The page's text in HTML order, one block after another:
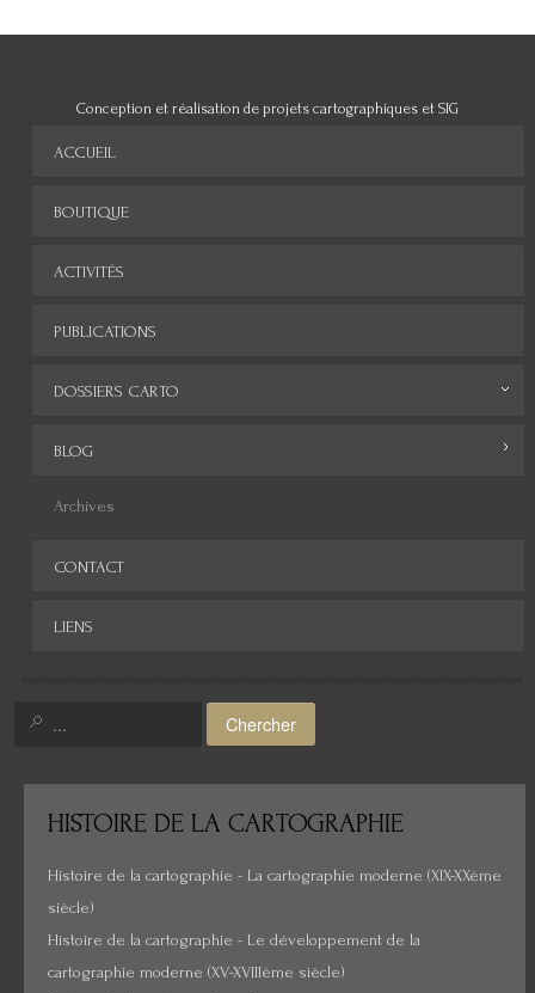
Conception et réalisation de projets cartographiques et SIG
ACCUEIL
BOUTIQUE
ACTIVITÉS
PUBLICATIONS
DOSSIERS CARTO
Monde
Amérique
Histoire de la cartographie
BLOG
Archives
CONTACT
LIENS
Chercher
HISTOIRE DE LA CARTOGRAPHIE
Histoire de la cartographie - La cartographie moderne (XIX-XXème
siècle)
Histoire de la cartographie - Le développement de la
cartographie moderne (XV-XVIIIème siècle)